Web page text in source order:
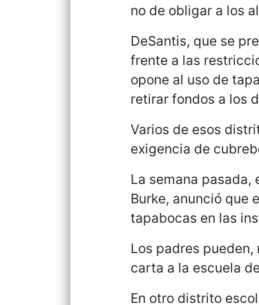
no de obligar a los
DeSantis, que se
frente a las
opone al uso de
retirar fondos a los
Varios de esos
exigencia de
La semana pasada,
Burke, anunció que
tapabocas en las
Los padres
carta a la escuela
En otro distrito